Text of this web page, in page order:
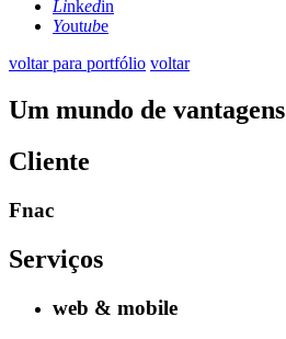
Linkedin
Youtube
voltar para portfólio voltar
Um mundo de vantagens
Cliente
Fnac
Serviços
web & mobile